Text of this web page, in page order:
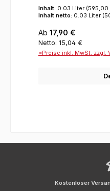
Inhalt: 0.03 Liter (595,00
Inhalt netto: 0.03 Liter
Regulärer Preis:
Ab 17,90 €
Netto: 15,04 €
*Preise inkl. MwSt. zzgl.
Kostenloser